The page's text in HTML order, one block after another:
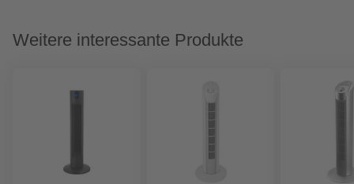
Weitere interessante Produkte